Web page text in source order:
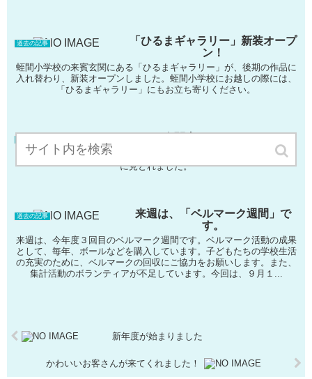
過去の記事
「ひるまギャラリー」新装オープ
ン！
蛭間小学校の来賓玄関にある「ひるまギャラリー」が、後期の作品に
入れ替わり、新装オープンしました。蛭間小学校にお越しの際には、
「ひるまギャラリー」にもお立ち寄りください。
金閣寺きれいでした
金閣寺は、たいへん人気で、大混雑でした。とても美しく輝く金閣寺
に見とれました。
過去の記事
来週は、「ベルマーク週間」で
す。
来週は、今年度３回目のベルマーク週間です。ベルマーク活動の成果
として、毎年、ボールなどを購入しています。子どもたちの学校生活
の充実のために、ベルマークの回収にご協力をお願いします。また、
集計活動のボランティアが不足しています。今回は、９月１...
新年度が始まりました
かわいいお客さんが来てくれました！